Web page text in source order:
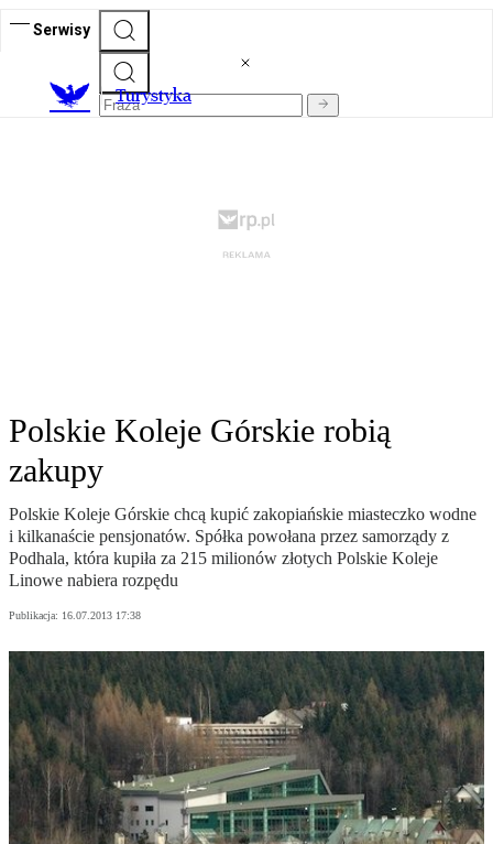
Serwisy
Turystyka
Polskie Koleje Górskie robią
zakupy
Polskie Koleje Górskie chcą kupić zakopiańskie miasteczko wodne
i kilkanaście pensjonatów. Spółka powołana przez samorządy z
Podhala, która kupiła za 215 milionów złotych Polskie Koleje
Linowe nabiera rozpędu
Publikacja: 16.07.2013 17:38